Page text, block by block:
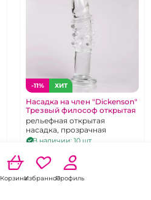
-11% ХИТ
Насадка на член "Dickenson"
Трезвый философ открытая
рельефная открытая
насадка, прозрачная
В наличии: 10 шт.
890 pуб.
В корзину
КорзинаИзбранноеПрофиль